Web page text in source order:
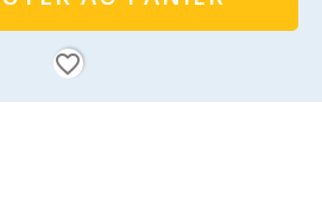
favorite_border